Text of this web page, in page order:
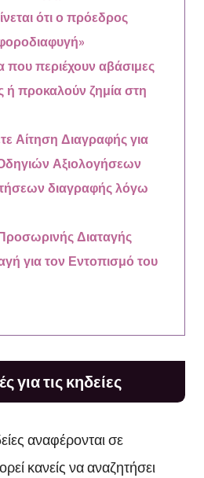
ότι ο πρόεδρος
που περιέχουν αβάσιμες
ή προκαλούν ζημία στη
Αίτηση Διαγραφής για
Αξιολογήσεων
διαγραφής λόγω
Διαταγής
για τον Εντοπισμό του
για τις κηδείες
αναφέρονται σε
κανείς να αναζητήσει